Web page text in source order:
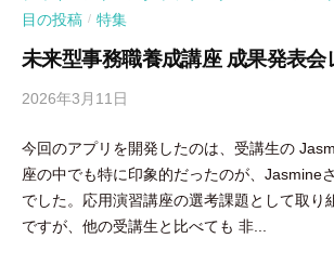
目の投稿 / 特集
未来型事務職養成講座 成果発表
2026年3月11日
吉
田
豪
今回のアプリを開発したのは、受講生の
座の中でも特に印象的だったのが、Jasmine
でした。応用演習講座の選考課題として取り
ですが、他の受講生と比べても 非...